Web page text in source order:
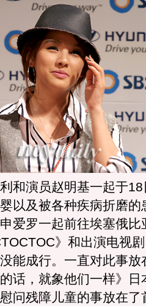
演员赵明基一起于18
以及被各种疾病折磨的
爱罗一起前往埃塞俄比
》和出演电视
能成行。一直对此事放
话，就象他们一样》日
问残障儿童的事放在了